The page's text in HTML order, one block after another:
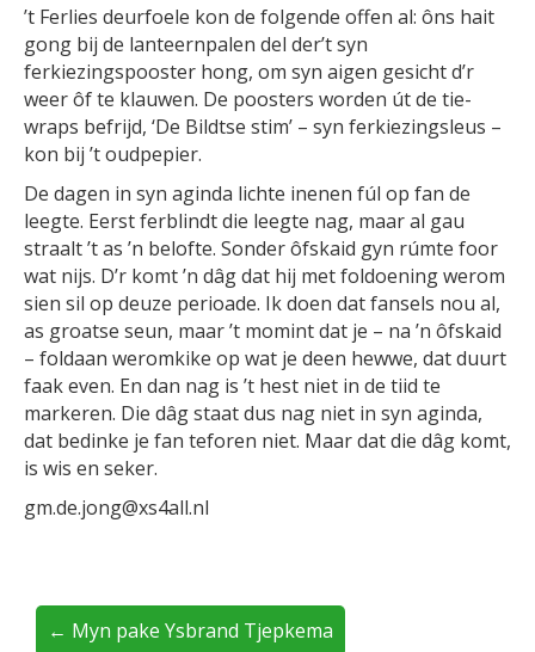
’t Ferlies deurfoele kon de folgende offen al: ôns hait
gong bij de lanteernpalen del der’t syn
ferkiezingspooster hong, om syn aigen gesicht d’r
weer ôf te klauwen. De poosters worden út de tie-
wraps befrijd, ‘De Bildtse stim’ – syn ferkiezingsleus –
kon bij ’t oudpepier.
De dagen in syn aginda lichte inenen fúl op fan de
leegte. Eerst ferblindt die leegte nag, maar al gau
straalt ’t as ’n belofte. Sonder ôfskaid gyn rúmte foor
wat nijs. D’r komt ’n dâg dat hij met foldoening werom
sien sil op deuze perioade. Ik doen dat fansels nou al,
as groatse seun, maar ’t momint dat je – na ’n ôfskaid
– foldaan weromkike op wat je deen hewwe, dat duurt
faak even. En dan nag is ’t hest niet in de tiid te
markeren. Die dâg staat dus nag niet in syn aginda,
dat bedinke je fan teforen niet. Maar dat die dâg komt,
is wis en seker.
gm.de.jong@xs4all.nl
← Myn pake Ysbrand Tjepkema